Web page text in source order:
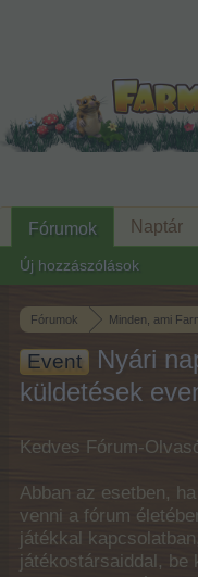
Fórumok Minden, ami
Event
Nyári
küldetések
Kedves Fórum-
Abban az esetben,
venni a fórum
játékkal
játékostársaiddal, be
Fórumok
Új hozzászólások
Naptár